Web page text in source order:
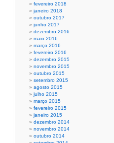
fevereiro 2018
janeiro 2018
outubro 2017
junho 2017
dezembro 2016
maio 2016
março 2016
fevereiro 2016
dezembro 2015
novembro 2015
outubro 2015
setembro 2015
agosto 2015
julho 2015
março 2015
fevereiro 2015
janeiro 2015
dezembro 2014
novembro 2014
outubro 2014